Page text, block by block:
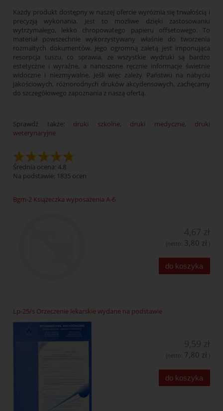
Każdy produkt dostępny w naszej ofercie wyróżnia się trwałością i
precyzją wykonania. Jest to możliwe dzięki zastosowaniu
wytrzymałego, lekko chropowatego papieru offsetowego. To
materiał powszechnie wykorzystywany właśnie do tworzenia
rozmaitych dokumentów. Jego ogromną zaletą jest imponująca
resorpcja tuszu, co sprawia, że wszystkie wydruki są bardzo
estetyczne i wyraźne, a nanoszone ręcznie informacje świetnie
widoczne i niezmywalne. Jeśli więc zależy Państwu na nabyciu
jakościowych, różnorodnych druków akcydensowych, zachęcamy
do szczegółowego zapoznania z naszą ofertą.
Sprawdź także: druki szkolne, druki medyczne, druki
weterynaryjne
Średnia ocena: 4.8
Na podstawie: 1835 ocen
Bgm-2 Książeczka wyposażenia A-6
(netto: 3,80 zł )
do koszyka
Lp-25/s Orzeczenie lekarskie wydane na podstawie
(netto: 7,80 zł )
do koszyka